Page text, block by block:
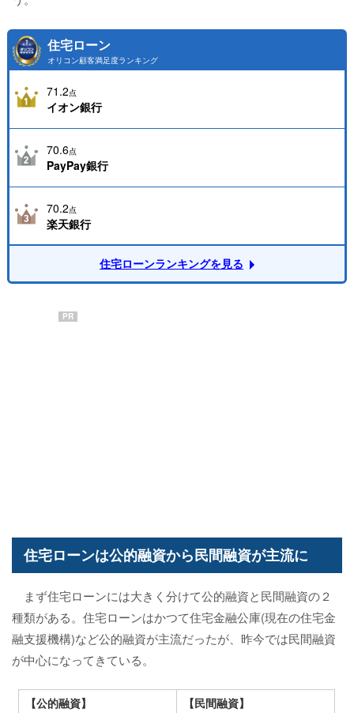
住宅ローン
オリコン顧客満足度ランキング
71.2点
イオン銀行
70.6点
PayPay銀行
70.2点
楽天銀行
住宅ローンランキングを見る
PR
住宅ローンは公的融資から民間融資が主流に
まず住宅ローンには大きく分けて公的融資と民間融資の２
種類がある。住宅ローンはかつて住宅金融公庫(現在の住宅金
融支援機構)など公的融資が主流だったが、昨今では民間融資
が中心になってきている。
【公的融資】
【民間融資】